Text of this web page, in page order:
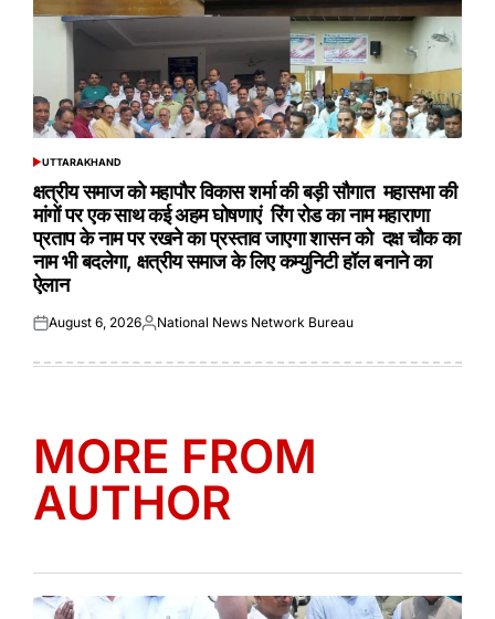
POSTED
UTTARAKHAND
क्षत्रीय समाज को महापौर विकास शर्मा की बड़ी सौगात महासभा की
मांगों पर एक साथ कई अहम घोषणाएं रिंग रोड का नाम महाराणा
प्रताप के नाम पर रखने का प्रस्ताव जाएगा शासन को दक्ष चौक का
नाम भी बदलेगा, क्षत्रीय समाज के लिए कम्युनिटी हॉल बनाने का
ऐलान
Posted
August 6, 2026Posted
National News Network Bureau
MORE FROM
AUTHOR